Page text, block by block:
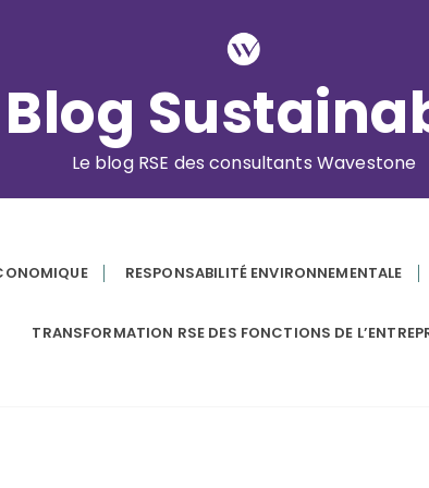
Blog
Le blog RSE des consultants Wavestone
RESPONSABILITÉ ENVIRONNEMENTALE
TRANSFORMATION RSE DES FONCTIONS DE